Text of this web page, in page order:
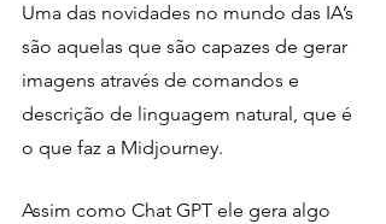
Uma das novidades no mundo das IA’s
são aquelas que são capazes de gerar
imagens através de comandos e
descrição de linguagem natural, que é
o que faz a Midjourney.
Assim como Chat GPT ele gera algo